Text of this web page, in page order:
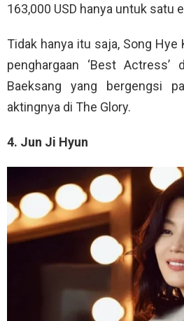
163,000 USD hanya untuk satu
Tidak hanya itu saja, Song
penghargaan ‘Best Actress’
Baeksang yang bergengsi
aktingnya di The Glory.
4. Jun Ji Hyun